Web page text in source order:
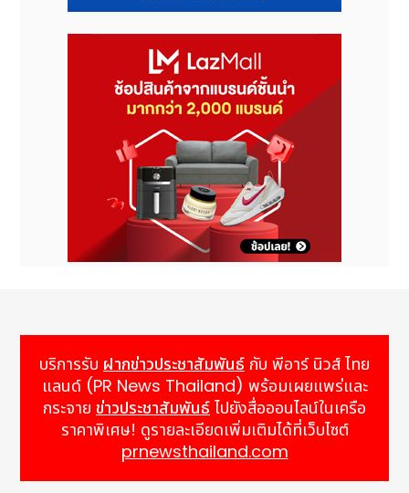
บริการรับ ฝากข่าวประชาสัมพันธ์ กับ พีอาร์ นิวส์ ไทย
แลนด์ (PR News Thailand) พร้อมเผยแพร่และ
กระจาย ข่าวประชาสัมพันธ์ ไปยังสื่อออนไลน์ในเครือ
ราคาพิเศษ! ดูรายละเอียดเพิ่มเติมได้ที่เว็บไซต์
prnewsthailand.com